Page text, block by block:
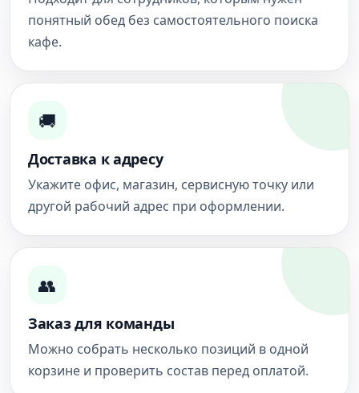
понятный обед без самостоятельного поиска
кафе.
🚚
Доставка к адресу
Укажите офис, магазин, сервисную точку или
другой рабочий адрес при оформлении.
👥
Заказ для команды
Можно собрать несколько позиций в одной
корзине и проверить состав перед оплатой.